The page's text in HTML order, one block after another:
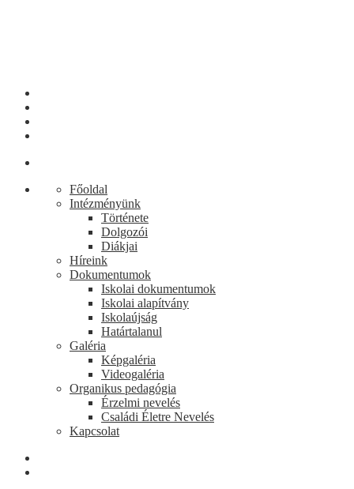
Főoldal
Intézményünk
Története
Dolgozói
Diákjai
Híreink
Dokumentumok
Iskolai dokumentumok
Iskolai alapítvány
Iskolaújság
Határtalanul
Galéria
Képgaléria
Videogaléria
Organikus pedagógia
Érzelmi nevelés
Családi Életre Nevelés
Kapcsolat